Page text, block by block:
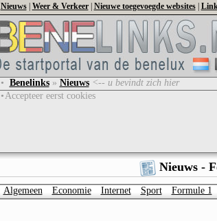
Nieuws| Weer & Verkeer| Nieuwe toegevoegde websites|
• Benelinks» Nieuws <-- u bevindt zich hier
•Accepteer eerst cookies
Nieuws -
Algemeen Economie Internet Sport Formule 1